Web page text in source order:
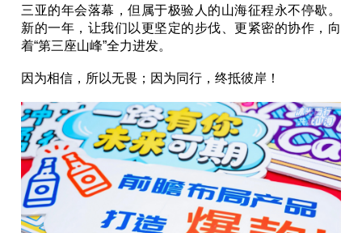
三亚的年会落幕，但属于极验人的山海征程永不停歇。
新的一年，让我们以更坚定的步伐、更紧密的协作，向
着“第三座山峰”全力进发。
因为相信，所以无畏；因为同行，终抵彼岸！